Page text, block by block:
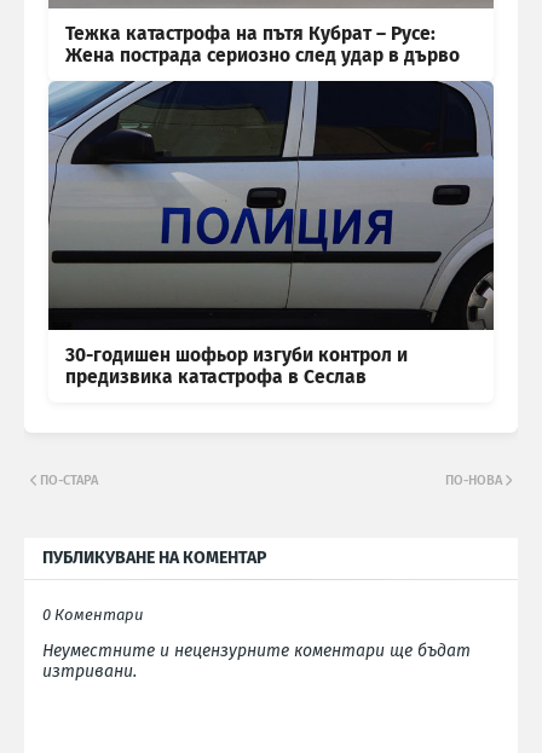
Тежка катастрофа на пътя Кубрат – Русе:
Жена пострада сериозно след удар в дърво
30-годишен шофьор изгуби контрол и
предизвика катастрофа в Сеслав
ПО-НОВА
ПО-СТАРА
ПУБЛИКУВАНЕ НА КОМЕНТАР
0 Коментари
Неуместните и нецензурните коментари ще бъдат
изтривани.